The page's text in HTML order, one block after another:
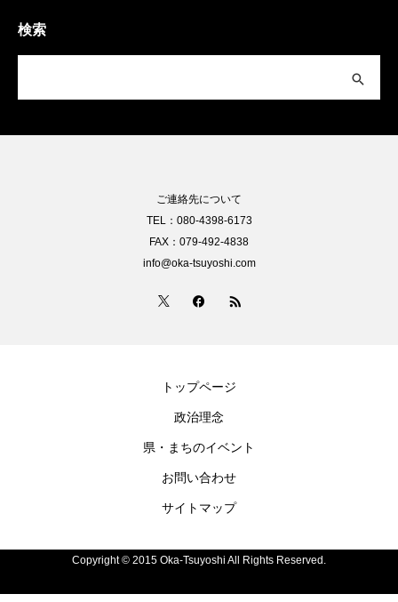
検索
ご連絡先について
TEL：080-4398-6173
FAX：079-492-4838
info@oka-tsuyoshi.com
トップページ
政治理念
県・まちのイベント
お問い合わせ
サイトマップ
Copyright © 2015 Oka-Tsuyoshi All Rights Reserved.